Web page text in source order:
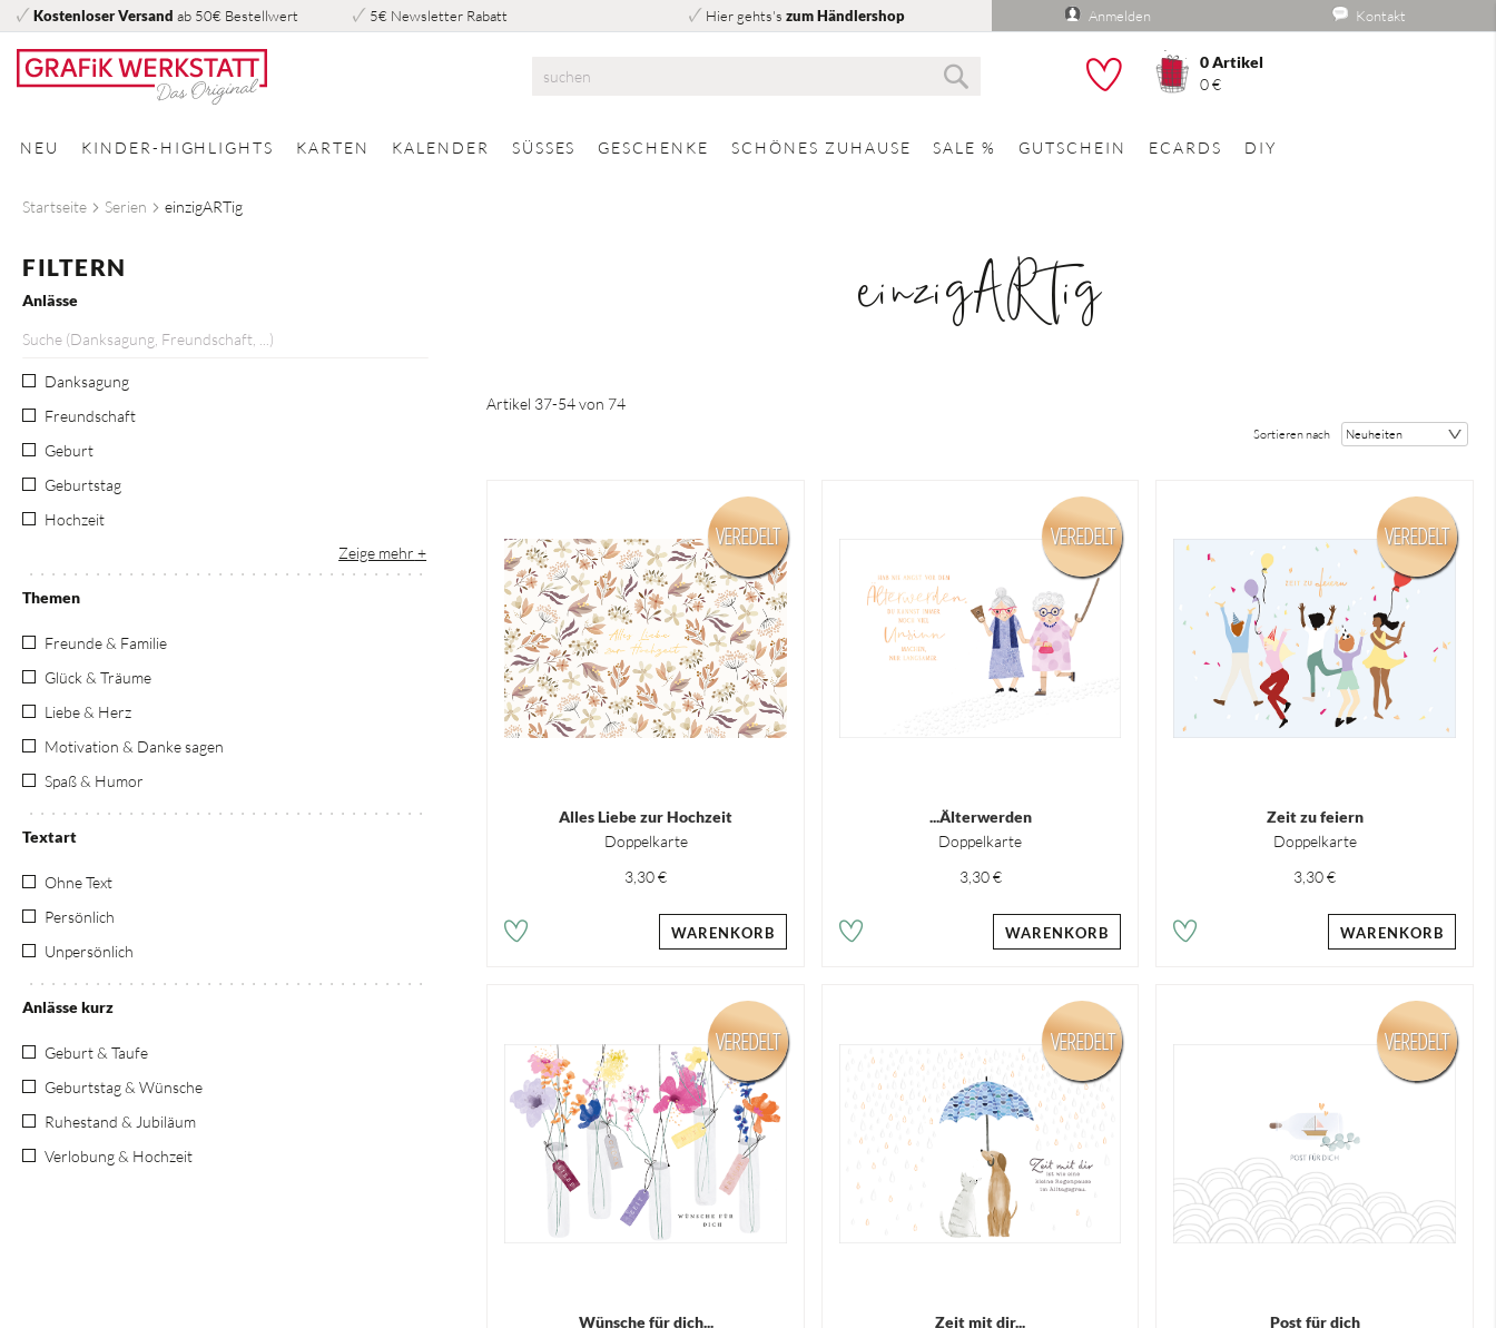
Kostenloser Versand ab 50€ Bestellwert 5€ Newsletter Rabatt Hier gehts's zum Händlershop Anmelden Kontakt
Direkt
zum
0Artikel
0 €
NEU KINDER-HIGHLIGHTS KARTEN KALENDER SÜSSES GESCHENKE SCHÖNES ZUHAUSE SALE % GUTSCHEIN ECARDS DIY
Startseite Serien einzigARTig
einzigARTig
Artikel 37-54von 74
Sortieren nach
Alles Liebe zur Hochzeit
Doppelkarte
3,30 €
VEREDELT
WARENKORB
...Älterwerden
Doppelkarte
3,30 €
VEREDELT
WARENKORB
Zeit zu feiern
Doppelkarte
3,30 €
VEREDELT
WARENKORB
Wünsche für dich...
VEREDELT
Zeit mit dir...
VEREDELT
Post für dich
VEREDELT
FILTERN
Anlässe
Danksagung
Freundschaft
Geburt
Geburtstag
Hochzeit
Zeige mehr
Themen
Freunde & Familie
Glück & Träume
Liebe & Herz
Motivation & Danke sagen
Spaß & Humor
Textart
Ohne Text
Persönlich
Unpersönlich
Anlässe kurz
Geburt & Taufe
Geburtstag & Wünsche
Ruhestand & Jubiläum
Verlobung & Hochzeit